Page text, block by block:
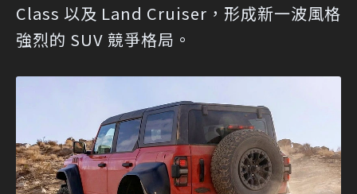
Class 以及 Land Cruiser，形成新一波風格
強烈的 SUV 競爭格局。